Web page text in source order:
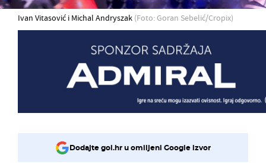
Ivan Vitasović i Michal Andryszak (Foto: Goran Sebelić/Cropix)
Dodajte gol.hr u omiljeni Google izvor